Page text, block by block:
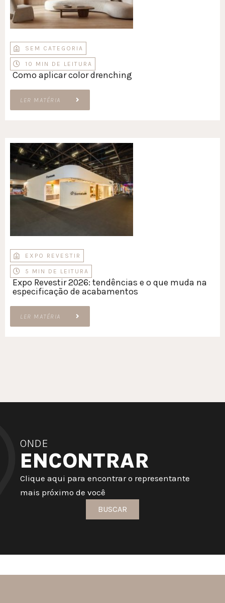
SEM CATEGORIA
10 MIN DE LEITURA
Como aplicar color drenching
LER MATÉRIA
EXPO REVESTIR
5 MIN DE LEITURA
Expo Revestir 2026: tendências e o que muda na
especificação de acabamentos
LER MATÉRIA
ONDE
ENCONTRAR
Clique aqui para encontrar o representante
mais próximo de você
BUSCAR